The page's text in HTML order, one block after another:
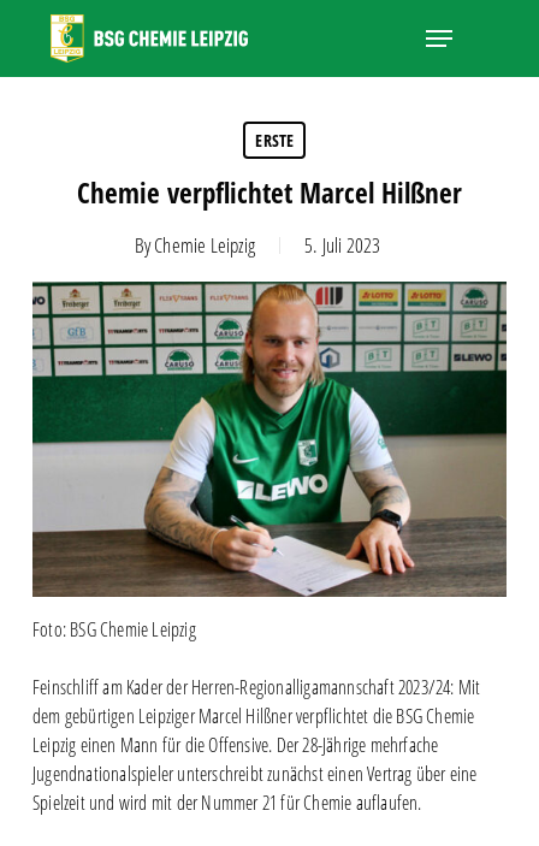
main
Menu
ERSTE
Chemie verpflichtet Marcel Hilßner
ByChemie Leipzig 5. Juli 2023
Foto: BSG Chemie Leipzig
Feinschliff am Kader der Herren-Regionalligamannschaft 2023/24: Mit
dem gebürtigen Leipziger Marcel Hilßner verpflichtet die BSG Chemie
Leipzig einen Mann für die Offensive. Der 28-Jährige mehrfache
Jugendnationalspieler unterschreibt zunächst einen Vertrag über eine
Spielzeit und wird mit der Nummer 21 für Chemie auflaufen.
Close